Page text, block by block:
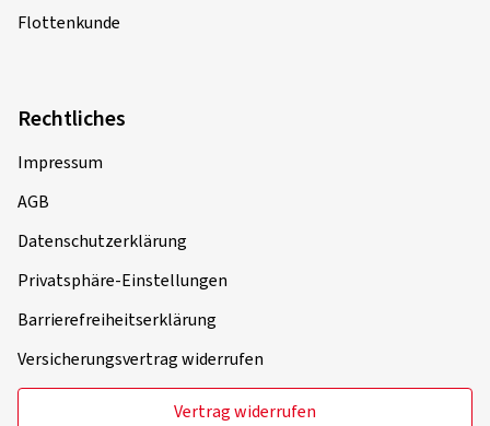
Flottenkunde
Rechtliches
Impressum
AGB
Datenschutzerklärung
Privatsphäre-Einstellungen
Barrierefreiheitserklärung
Versicherungsvertrag widerrufen
Vertrag widerrufen